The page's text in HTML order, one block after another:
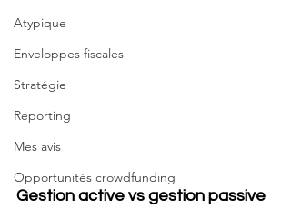
Atypique
Enveloppes fiscales
Stratégie
Reporting
Mes avis
Opportunités crowdfunding
Gestion active vs gestion passive